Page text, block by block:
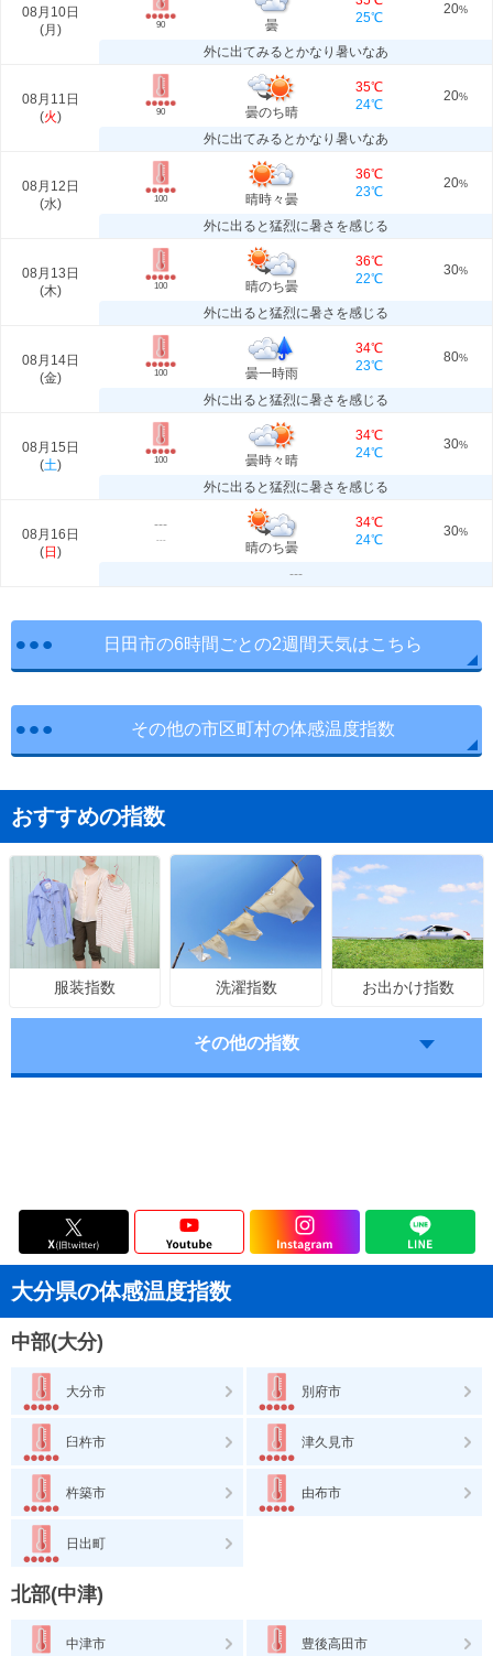
08月10日
(月 ) 90 曇
25℃
20%
外に出てみるとかなり暑いなあ
08月11日
(火) 90 曇のち晴
35℃
24℃
20%
外に出てみるとかなり暑いなあ
08月12日
(水) 100 晴時々曇
36℃
23℃
20%
外に出ると猛烈に暑さを感じる
08月13日
(木) 100 晴のち曇
36℃
22℃
30%
外に出ると猛烈に暑さを感じる
08月14日
(金) 100 曇一時雨
34℃
23℃
80%
外に出ると猛烈に暑さを感じる
08月15日
(土) 100 曇時々晴
34℃
24℃
30%
外に出ると猛烈に暑さを感じる
08月16日
(日 )
---
---
晴のち曇
34℃
24℃
30%
---
日田市の6時間ごとの2週間天気はこちら
その他の市区町村の体感温度指数
おすすめの指数
服装指数 洗濯指数 お出かけ指数
その他の指数
大分県の体感温度指数
中部(大分)
大分市 別府市
臼杵市 津久見市
杵築市 由布市
日出町
北部(中津)
中津市 豊後高田市